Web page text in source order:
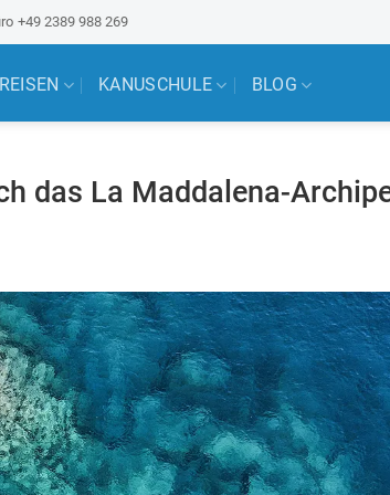
+49 2389 988 269
KANUSCHULE BLOG
das La Maddalena-